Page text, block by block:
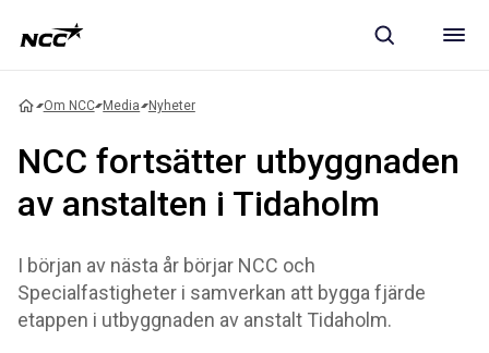
Om NCC Media Nyheter
NCC fortsätter utbyggnaden
av anstalten i Tidaholm
I början av nästa år börjar NCC och
Specialfastigheter i samverkan att bygga fjärde
etappen i utbyggnaden av anstalt Tidaholm.